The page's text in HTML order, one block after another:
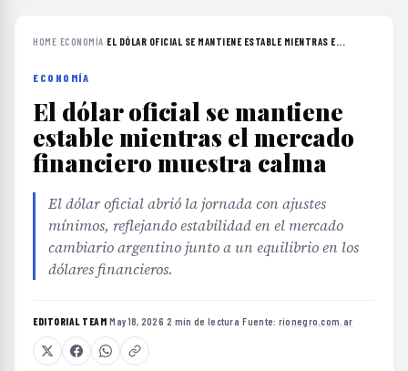
HOME›ECONOMÍA›EL DÓLAR OFICIAL SE MANTIENE ESTABLE MIENTRAS E...
ECONOMÍA
El dólar oficial se mantiene
estable mientras el mercado
financiero muestra calma
El dólar oficial abrió la jornada con ajustes
mínimos, reflejando estabilidad en el mercado
cambiario argentino junto a un equilibrio en los
dólares financieros.
EDITORIAL TEAM·May 18, 2026·2 min de lectura·Fuente: rionegro.com.ar